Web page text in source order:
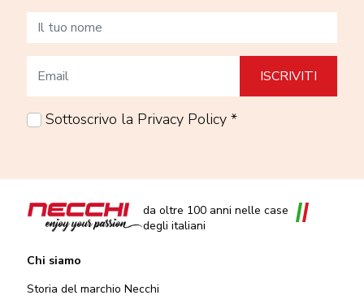
Sottoscrivo la Privacy Policy *
da oltre 100 anni nelle case
degli italiani
Chi siamo
Storia del marchio Necchi